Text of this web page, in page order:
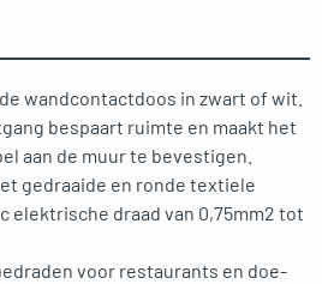
wandcontactdoos in zwart of wit.
bespaart ruimte en maakt het
aan de muur te bevestigen.
gedraaide en ronde textiele
elektrische draad van 0,75mm2 tot
voor restaurants en doe-